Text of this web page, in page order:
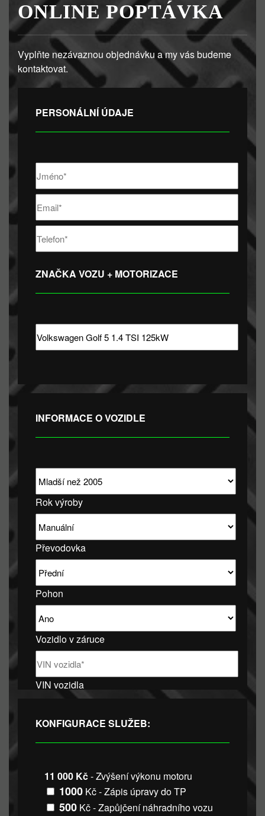
ONLINE POPTÁVKA
Vyplňte nezávaznou objednávku a my vás budeme
kontaktovat.
PERSONÁLNÍ ÚDAJE
ZNAČKA VOZU + MOTORIZACE
INFORMACE O VOZIDLE
Rok výroby
Převodovka
Pohon
Vozidlo v záruce
VIN vozidla
KONFIGURACE SLUŽEB:
11 000 Kč- Zvýšení výkonu motoru
1000 Kč - Zápis úpravy do TP
500 Kč - Zapůjčení náhradního vozu